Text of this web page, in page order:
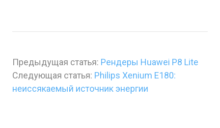
Предыдущая статья: Рендеры Huawei P8 Lite
Следующая статья: Philips Xenium E180:
неиссякаемый источник энергии